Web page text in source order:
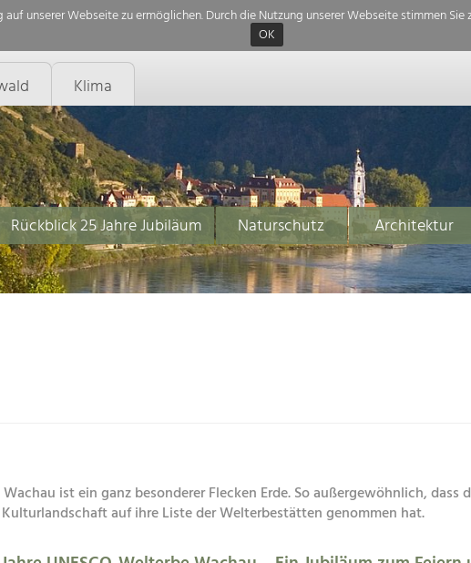
unserer Webseite zu ermöglichen. Durch die Nutzung unserer Webseite stimmen
OK
Klima
Rückblick 25 Jahre Jubiläum Naturschutz Architektur
ist ein ganz besonderer Flecken Erde. So außergewöhnlich, dass
auf ihre Liste der Welterbestätten genommen hat.